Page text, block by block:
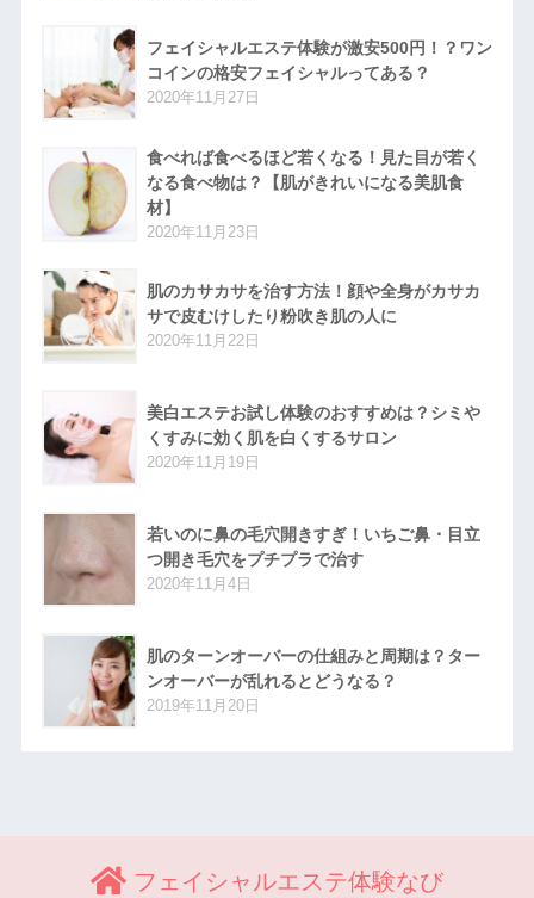
フェイシャルエステ体験が激安500円！？ワン
コインの格安フェイシャルってある？
2020年11月27日
食べれば食べるほど若くなる！見た目が若く
なる食べ物は？【肌がきれいになる美肌食
材】
2020年11月23日
肌のカサカサを治す方法！顔や全身がカサカ
サで皮むけしたり粉吹き肌の人に
2020年11月22日
美白エステお試し体験のおすすめは？シミや
くすみに効く肌を白くするサロン
2020年11月19日
若いのに鼻の毛穴開きすぎ！いちご鼻・目立
つ開き毛穴をプチプラで治す
2020年11月4日
肌のターンオーバーの仕組みと周期は？ター
ンオーバーが乱れるとどうなる？
2019年11月20日
フェイシャルエステ体験なび